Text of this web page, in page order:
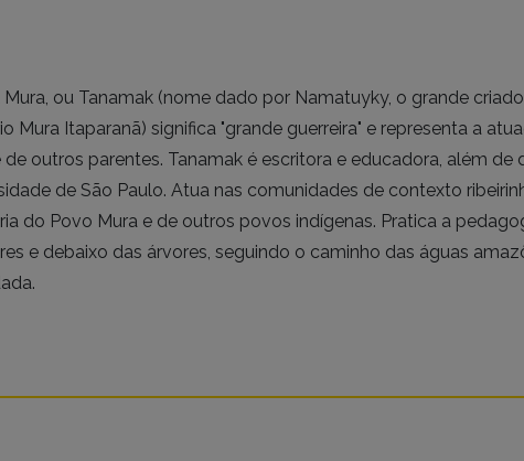
Mura, ou Tanamak (nome dado por Namatuyky, o grande
Mura Itaparanã) significa "grande guerreira" e representa a
de outros parentes. Tanamak é escritora e educadora, além
de São Paulo. Atua nas comunidades de contexto
do Povo Mura e de outros povos indígenas. Pratica a
e debaixo das árvores, seguindo o caminho das águas